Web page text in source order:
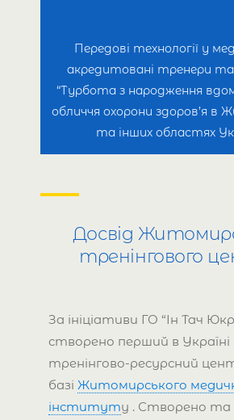
Передові технології у
акредитовані тренери
“Турбота з народження
обличчя охорони здоров’я в
та інших областях
Досвід
тренінгового
За ініціативи ГО “Ін Тач
створено перший в Україні
тренінгово-ресурсний
базі Житомирського
інституту . Створено та